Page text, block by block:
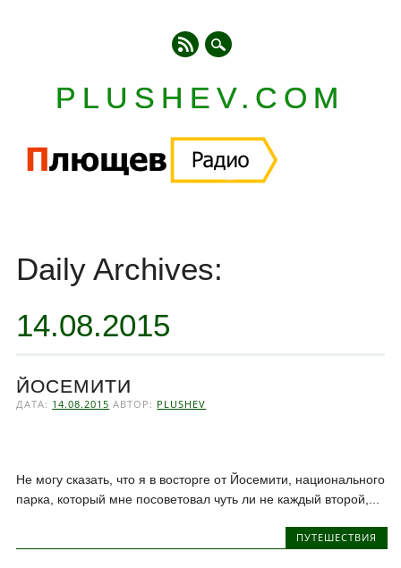
PLUSHEV.COM
content
Daily Archives:
14.08.2015
ЙОСЕМИТИ
ДАТА: 14.08.2015 АВТОР: PLUSHEV
Не могу сказать, что я в восторге от Йосемити, национального
парка, который мне посоветовал чуть ли не каждый второй,...
ПУТЕШЕСТВИЯ